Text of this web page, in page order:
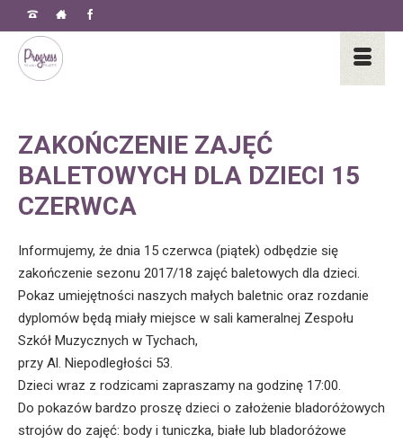
ZAKOŃCZENIE ZAJĘĆ
BALETOWYCH DLA DZIECI 15
CZERWCA
Informujemy, że dnia 15 czerwca (piątek) odbędzie się
zakończenie sezonu 2017/18 zajęć baletowych dla dzieci.
Pokaz umiejętności naszych małych baletnic oraz rozdanie
dyplomów będą miały miejsce w sali kameralnej Zespołu
Szkół Muzycznych w Tychach,
przy Al. Niepodległości 53.
Dzieci wraz z rodzicami zapraszamy na godzinę 17:00.
Do pokazów bardzo proszę dzieci o założenie bladoróżowych
strojów do zajęć: body i tuniczka, białe lub bladoróżowe